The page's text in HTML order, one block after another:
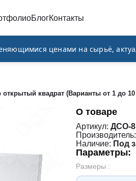
БлогКонтакты
ценами на сырьё,
открытый квадрат (Варианты от 1 до 10
О товаре
Артикул:ДСО-
Наличие: Под
Параметры:
Размеры :